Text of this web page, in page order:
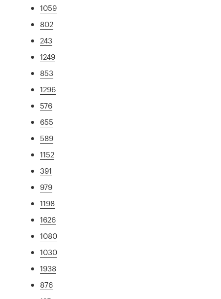
1059
802
243
1249
853
1296
576
655
589
1152
391
979
1198
1626
1080
1030
1938
876